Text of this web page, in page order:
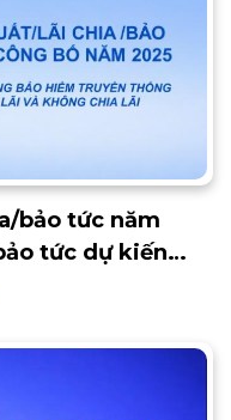
bảo tức năm
tức dự kiến
truyền thống